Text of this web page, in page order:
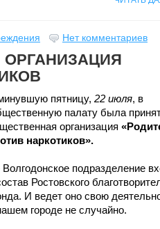
Нет комментариев
пятницу, 22 июля, в
палату была
организация
наркотиков».
Волгодонское подразделение
Ростовского
И ведет оно свою
городе не случайно.